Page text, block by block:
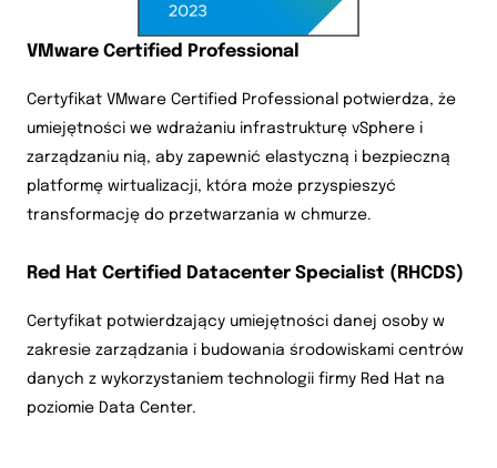
VMware Certified Professional
Certyfikat VMware Certified Professional potwierdza, że
umiejętności we wdrażaniu infrastrukturę vSphere i
zarządzaniu nią, aby zapewnić elastyczną i bezpieczną
platformę wirtualizacji, która może przyspieszyć
transformację do przetwarzania w chmurze.
Red Hat Certified Datacenter Specialist (RHCDS)
Certyfikat potwierdzający umiejętności danej osoby w
zakresie zarządzania i budowania środowiskami centrów
danych z wykorzystaniem technologii firmy Red Hat na
poziomie Data Center.